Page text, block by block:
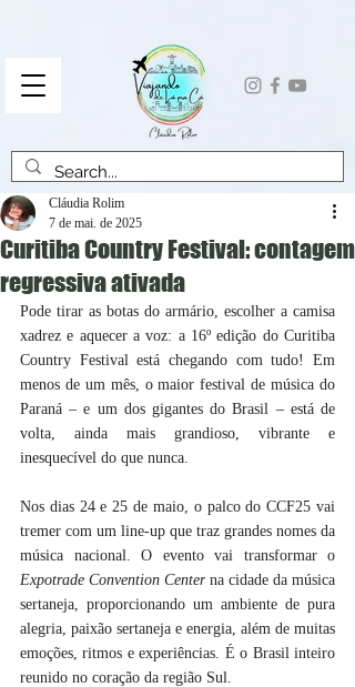
Curitiba Country Festival: contagem
regressiva ativada
Cláudia Rolim
7 de mai. de 2025
Pode tirar as botas do armário, escolher a camisa
xadrez e aquecer a voz: a 16º edição do Curitiba
Country Festival está chegando com tudo! Em
menos de um mês, o maior festival de música do
Paraná – e um dos gigantes do Brasil – está de
volta, ainda mais grandioso, vibrante e
inesquecível do que nunca.
Nos dias 24 e 25 de maio, o palco do CCF25 vai
tremer com um line-up que traz grandes nomes da
Expotrade Convention Center na cidade da música
sertaneja, proporcionando um ambiente de pura
alegria, paixão sertaneja e energia, além de muitas
emoções, ritmos e experiências. É o Brasil inteiro
reunido no coração da região Sul.